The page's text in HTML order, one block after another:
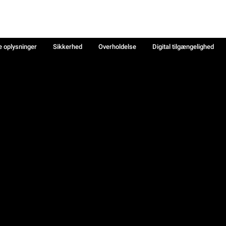
oplysninger Sikkerhed Overholdelse
Digital tilgængelighed